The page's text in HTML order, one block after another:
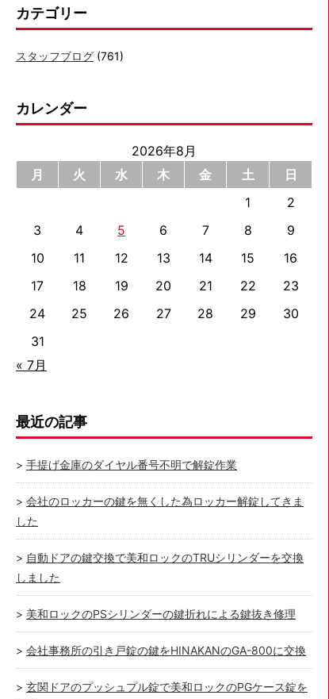
カテゴリー
スタッフブログ (761)
カレンダー
2026年8月
月
火 水 木 金 土
日
1
2
3
4 5 6 7 8
9
10
11 12 13 14 15
16
17
18 19 20 21 22
23
24
25 26 27 28 29
30
31
« 7月
最近の記事
手提げ金庫のダイヤル番号不明で解錠作業
会社のロッカーの鍵を無くした為ロッカー解錠してきま
した
自動ドアの鍵交換で美和ロックのTRUシリンダーを交換
しました
美和ロックのPSシリンダーの鍵折れによる鍵抜き修理
会社事務所の引き戸錠の鍵をHINAKANのGA-800に交換
玄関ドアのプッシュプル錠で美和ロックのPGケース錠を